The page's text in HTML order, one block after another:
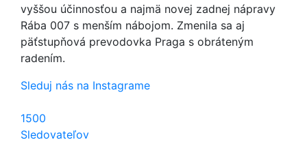
vyššou účinnosťou a najmä novej zadnej nápravy
Rába 007 s menším nábojom. Zmenila sa aj
päťstupňová prevodovka Praga s obráteným
radením.
Sleduj nás na Instagrame
1500
Sledovateľov